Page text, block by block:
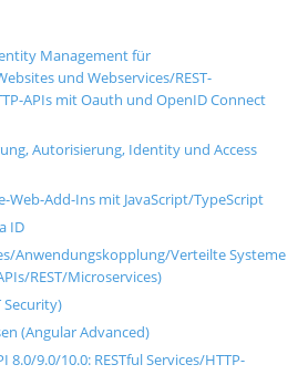
Management für
und Webservices/REST-
APIs mit Oauth und OpenID Connect
Autorisierung, Identity und Access
Web-Add-Ins mit JavaScript/TypeScript
ID
Anwendungskopplung/Verteilte Systeme
REST/Microservices)
Security)
(Angular Advanced)
8.0/9.0/10.0: RESTful Services/HTTP-